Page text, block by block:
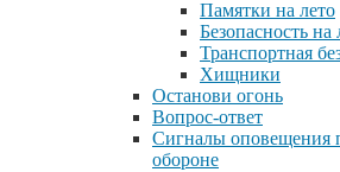
Памятки на лето
Безопасность на
Транспортная
Хищники
Останови огонь
Вопрос-ответ
Сигналы оповещения
обороне